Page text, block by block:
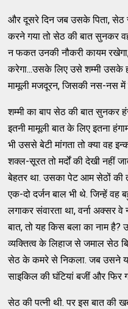
और दूसरे दिन जब उसके पिता, सेठ
करने गया तो सेठ की बात सुनकर
न फकत उनकी नौकरी कायम रखेगा,
करेगा...उसके लिए उसे शम्मी उसके
मामूली मजदूरन, जिसकी नस-नस
शम्मी का बाप सेठ की बात सुनकर
इतनी मामूली बात के लिए इतना
भी उससे बेटी मांगता तो क्या वह
शक्ल-सूरत तो मर्दों की देखी नहीं
बेहतर था. उसका पेट आम सेठों की
एक-दो दर्जन बाल भी थे. जिन्हें वह
लगाकर संवारता था, वर्ना अक्सर वे
बात, तो यह किस बला का नाम है?
व्यक्तित्व के लिहाज से जमाल सेठ
सेठ के कमरे से निकला. जब उसने
साइकिल की घंटियां बजीं और फिर
सेठ की पत्नी थी. पर इस बात की